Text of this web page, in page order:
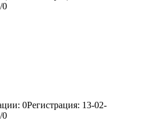
0
0Регистрация: 13-02-
0